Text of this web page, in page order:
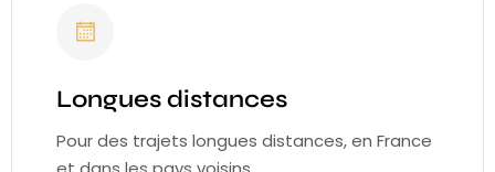
Longues distances
Pour des trajets longues distances, en France